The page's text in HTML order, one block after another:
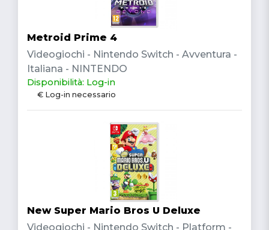
Metroid Prime 4
Videogiochi - Nintendo Switch - Avventura -
Italiana - NINTENDO
Disponibilità: Log-in
€ Log-in necessario
New Super Mario Bros U Deluxe
Videogiochi - Nintendo Switch - Platform -